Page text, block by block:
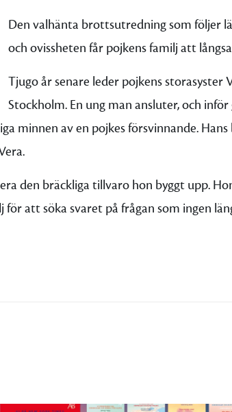
Den valhänta brottsutredning som följer
och ovissheten får pojkens familj att
Tjugo år senare leder pojkens
Stockholm. En ung man ansluter, och
minnen av en pojkes försvinnande.
den bräckliga tillvaro hon byggt upp.
för att söka svaret på frågan som ingen